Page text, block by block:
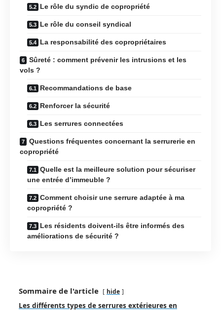
Le rôle du syndic de copropriété
Le rôle du conseil syndical
La responsabilité des copropriétaires
Sûreté : comment prévenir les intrusions et les
vols ?
Recommandations de base
Renforcer la sécurité
Les serrures connectées
Questions fréquentes concernant la serrurerie en
copropriété
Quelle est la meilleure solution pour sécuriser
une entrée d’immeuble ?
Comment choisir une serrure adaptée à ma
copropriété ?
Les résidents doivent-ils être informés des
améliorations de sécurité ?
Sommaire de l'article hide
Les différents types de serrures extérieures en